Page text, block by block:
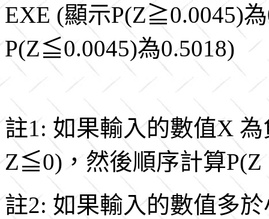
EXE (顯示P(Z≧0.0045)
P(Z≦0.0045)為0.5018)
註1: 如果輸入的數值X
Z≦0)，然後順序計算
註2: 如果輸入的數值多